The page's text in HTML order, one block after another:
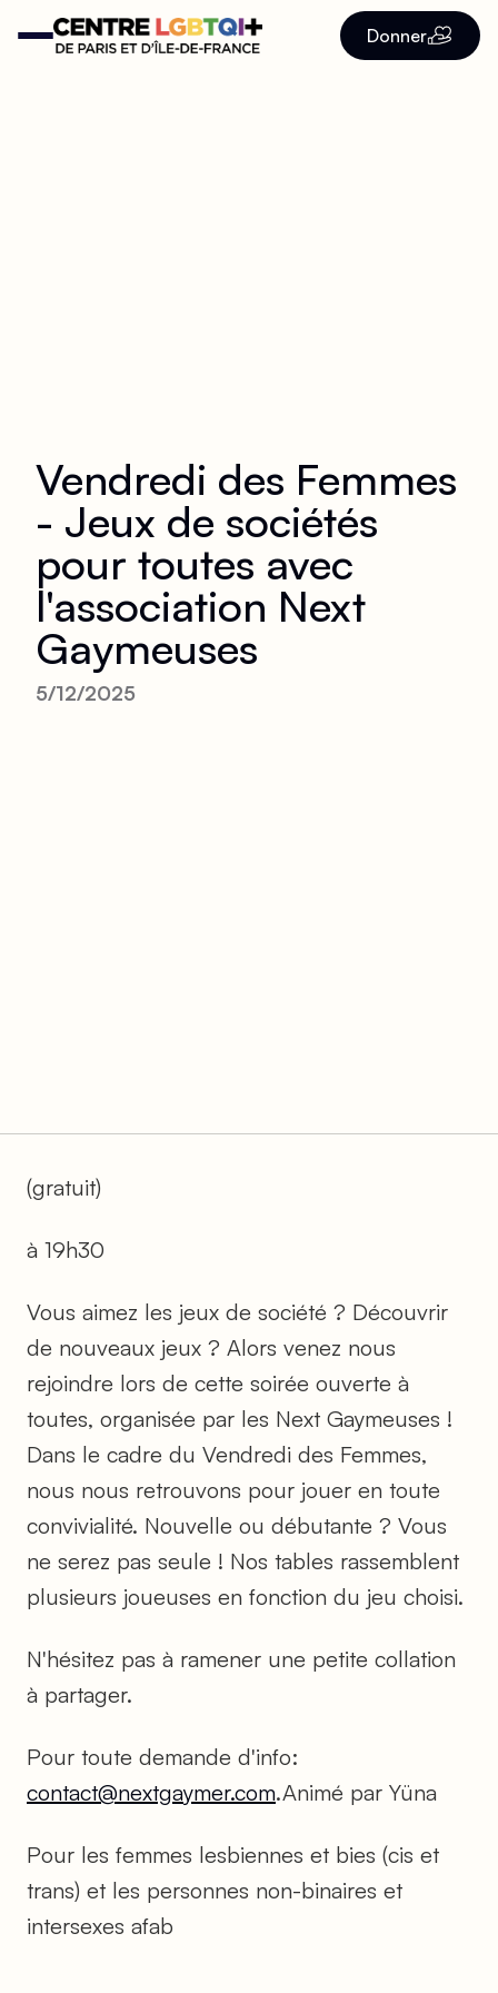
Donner
Vendredi des Femmes
- Jeux de sociétés
pour toutes avec
l'association Next
Gaymeuses
5/12/2025
(gratuit)
à 19h30
Vous aimez les jeux de société ? Découvrir
de nouveaux jeux ? Alors venez nous
rejoindre lors de cette soirée ouverte à
toutes, organisée par les Next Gaymeuses !
Dans le cadre du Vendredi des Femmes,
nous nous retrouvons pour jouer en toute
convivialité. Nouvelle ou débutante ? Vous
ne serez pas seule ! Nos tables rassemblent
plusieurs joueuses en fonction du jeu choisi.
N'hésitez pas à ramener une petite collation
à partager.
Pour toute demande d'info:
contact@nextgaymer.com.Animé par Yüna
Pour les femmes lesbiennes et bies (cis et
trans) et les personnes non-binaires et
intersexes afab